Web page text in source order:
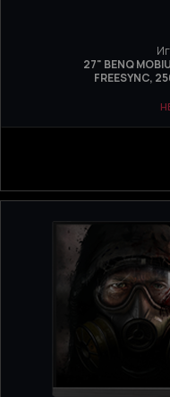
27" BENQ
FREESYNC,